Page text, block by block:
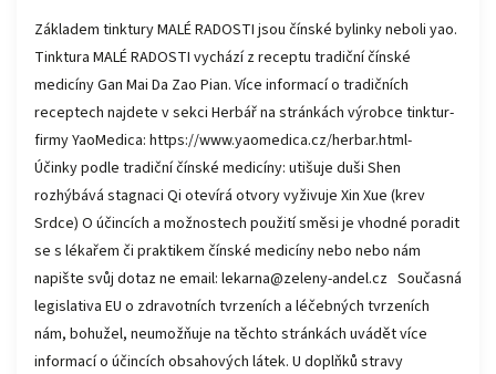
Základem tinktury MALÉ RADOSTI jsou čínské bylinky neboli yao.
Tinktura MALÉ RADOSTI vychází z receptu tradiční čínské
medicíny Gan Mai Da Zao Pian. Více informací o tradičních
receptech najdete v sekci Herbář na stránkách výrobce tinktur-
firmy YaoMedica: https://www.yaomedica.cz/herbar.html-
Účinky podle tradiční čínské medicíny: utišuje duši Shen
rozhýbává stagnaci Qi otevírá otvory vyživuje Xin Xue (krev
Srdce) O účincích a možnostech použití směsi je vhodné poradit
se s lékařem či praktikem čínské medicíny nebo nebo nám
napište svůj dotaz ne email: lekarna@zeleny-andel.cz Současná
legislativa EU o zdravotních tvrzeních a léčebných tvrzeních
nám, bohužel, neumožňuje na těchto stránkách uvádět více
informací o účincích obsahových látek. U doplňků stravy